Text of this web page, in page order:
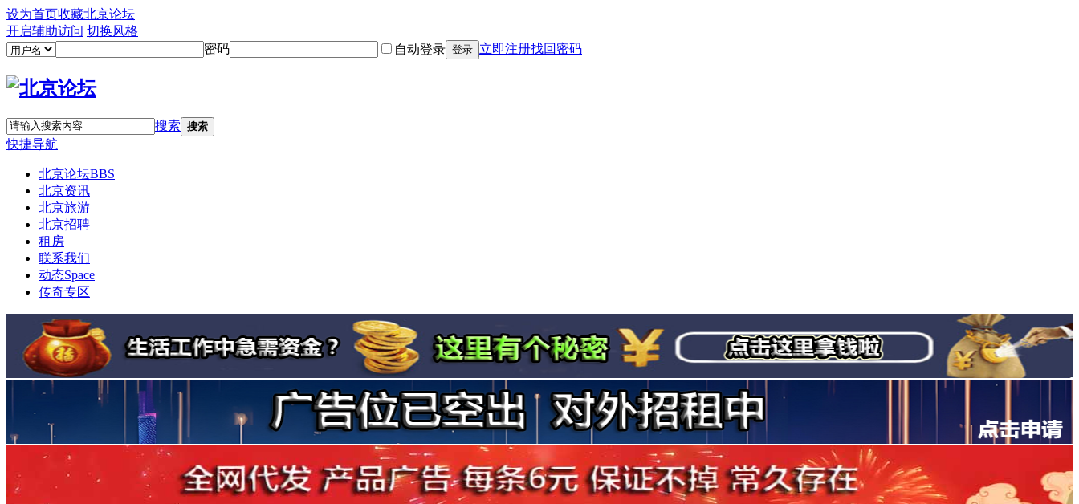
设为首页收藏北京论坛
开启辅助访问 切换风格
密码
自动登录 登录 立即注册找回密码
搜索 搜索
快捷导航
北京论坛BBS
北京资讯
北京旅游
北京招聘
租房
联系我们
动态Space
传奇专区